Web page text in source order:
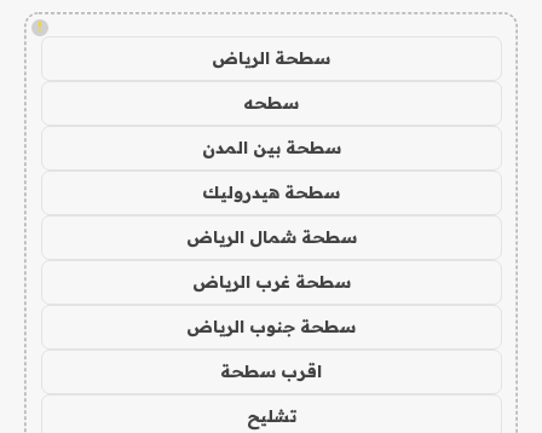
!
سطحة الرياض
سطحه
سطحة بين المدن
سطحة هيدروليك
سطحة شمال الرياض
سطحة غرب الرياض
سطحة جنوب الرياض
اقرب سطحة
تشليح